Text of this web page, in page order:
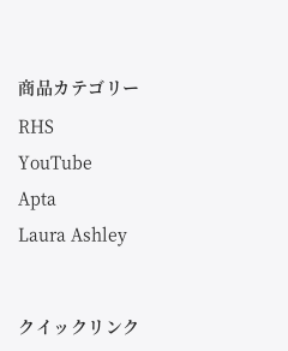
商品カテゴリー
RHS
YouTube
Apta
Laura Ashley
クイックリンク